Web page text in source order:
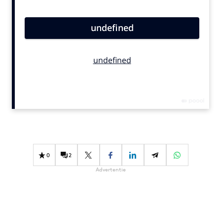
Diversiteit
Influencer marketing
0 2
Advertentie